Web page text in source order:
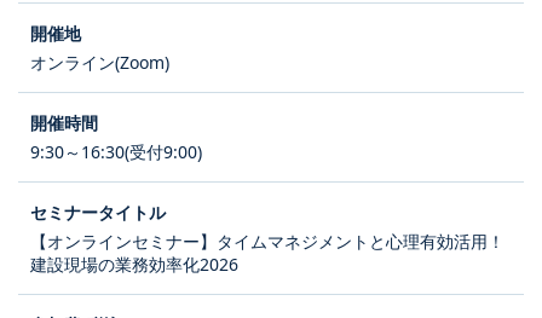
オンライン(Zoom)
9:30～16:30(受付9:00)
【オンラインセミナー】タイムマネジメントと心理有効活用！
建設現場の業務効率化2026